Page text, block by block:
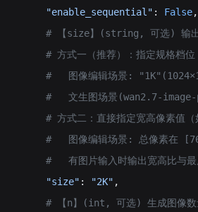
        "enable_sequential"
: False,
# 【size】(string, 可选) 输出
        # 方式一（推荐）：指定规格档位
#   图像编辑场景:
#   文生图场景(wan2.7-
# 方式二：直接指定宽高像素值
#   图像编辑场景: 总像素在
#   有图片输入时输出宽高比与最
        "size"
: "2K" ,
# 【n】(int, 可选) 生成图像数